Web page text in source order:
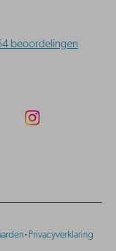
beoordelingen
· Privacyverklaring